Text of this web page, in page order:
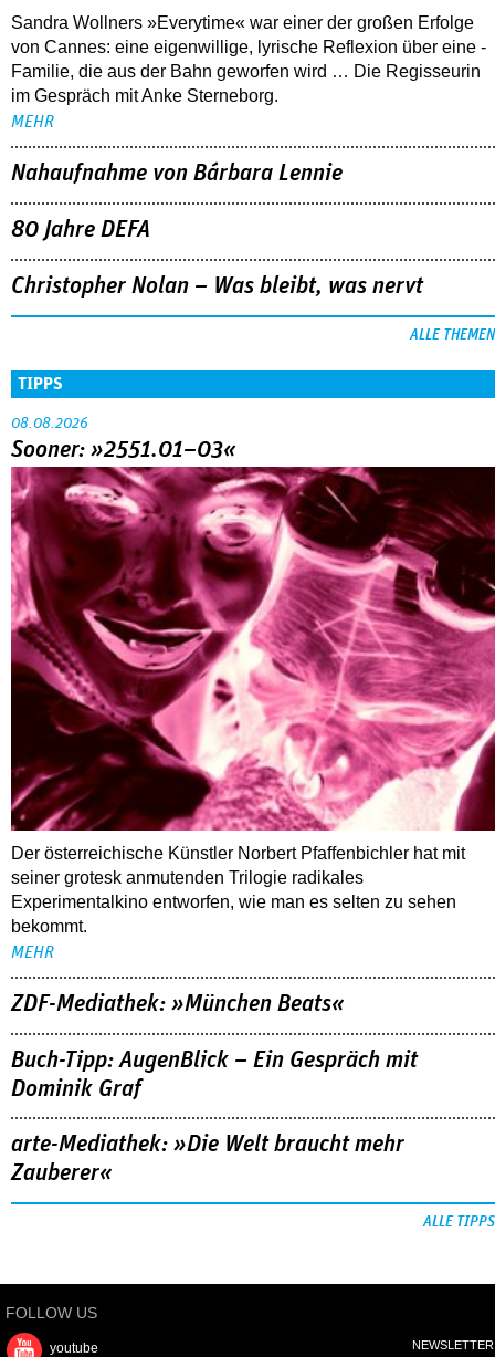
Sandra Wollners »Everytime« war einer der großen Erfolge
von Cannes: eine eigenwillige, lyrische Reflexion über eine ­
Familie, die aus der Bahn geworfen wird … Die Regisseurin
im Gespräch mit Anke Sterneborg.
MEHR
Nahaufnahme von Bárbara Lennie
80 Jahre DEFA
Christopher Nolan – Was bleibt, was nervt
ALLE THEMEN
TIPPS
08.08.2026
Sooner: »2551.01–03«
Der österreichische Künstler Norbert Pfaffenbichler hat mit
seiner grotesk anmutenden Trilogie radikales
Experimentalkino entworfen, wie man es selten zu sehen
bekommt.
MEHR
ZDF-Mediathek: »München Beats«
Buch-Tipp: AugenBlick – Ein Gespräch mit
Dominik Graf
arte-Mediathek: »Die Welt braucht mehr
Zauberer«
ALLE TIPPS
FOLLOW US
youtube NEWSLETTER